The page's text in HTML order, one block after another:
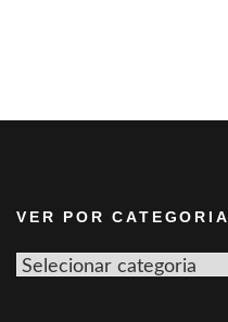
VER POR CATEGORIA
Ver